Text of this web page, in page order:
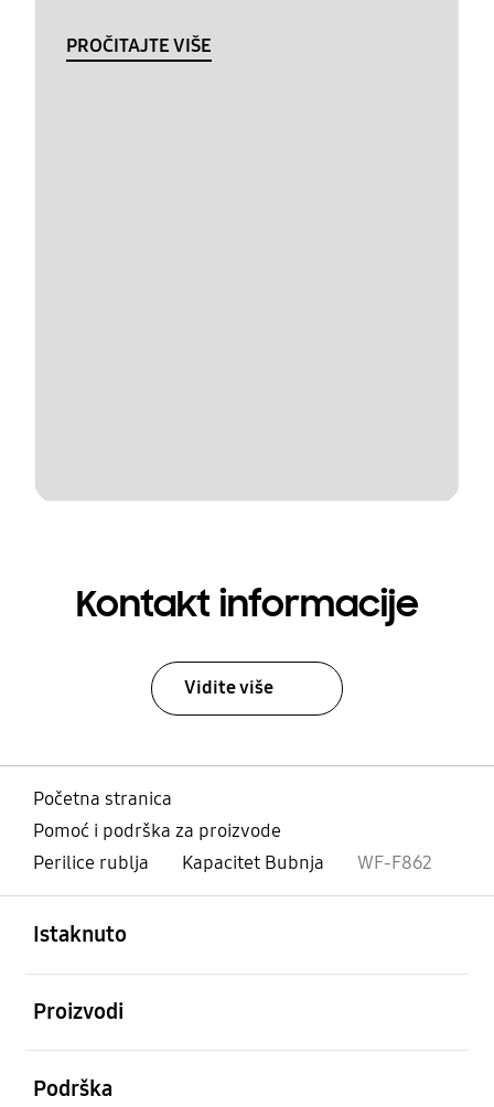
PROČITAJTE VIŠE
Kontakt informacije
Vidite više
Početna stranica
Pomoć i podrška za proizvode
Perilice rublja
Kapacitet Bubnja WF-F862
Istaknuto
Proizvodi
Podrška